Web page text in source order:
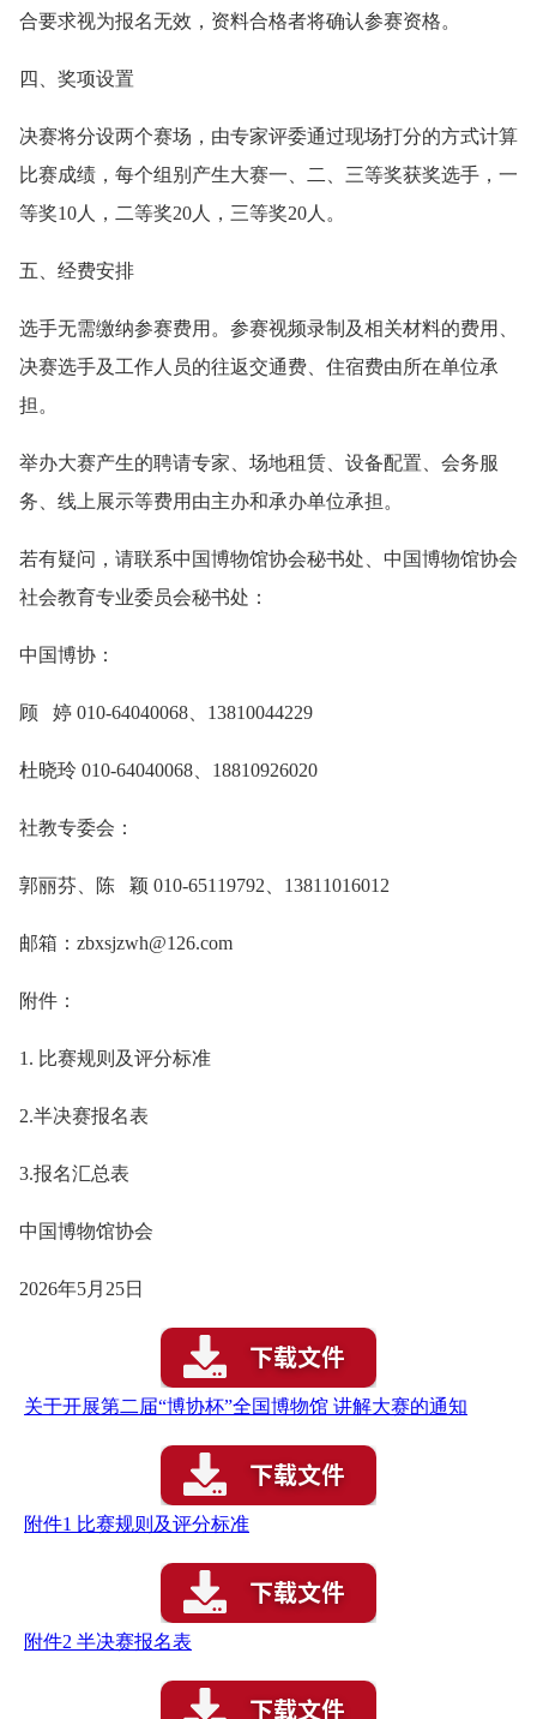
合要求视为报名无效，资料合格者将确认参赛资格。
四、奖项设置
决赛将分设两个赛场，由专家评委通过现场打分的方式计算
比赛成绩，每个组别产生大赛一、二、三等奖获奖选手，一
等奖10人，二等奖20人，三等奖20人。
五、经费安排
选手无需缴纳参赛费用。参赛视频录制及相关材料的费用、
决赛选手及工作人员的往返交通费、住宿费由所在单位承
担。
举办大赛产生的聘请专家、场地租赁、设备配置、会务服
务、线上展示等费用由主办和承办单位承担。
若有疑问，请联系中国博物馆协会秘书处、中国博物馆协会
社会教育专业委员会秘书处：
中国博协：
顾 婷 010-64040068、13810044229
杜晓玲 010-64040068、18810926020
社教专委会：
郭丽芬、陈 颖 010-65119792、13811016012
邮箱：zbxsjzwh@126.com
附件：
1. 比赛规则及评分标准
2.半决赛报名表
3.报名汇总表
中国博物馆协会
2026年5月25日
关于开展第二届“博协杯”全国博物馆 讲解大赛的通知
附件1 比赛规则及评分标准
附件2 半决赛报名表